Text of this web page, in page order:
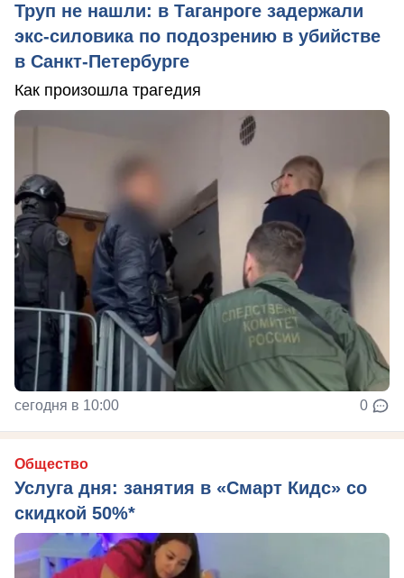
Труп не нашли: в Таганроге задержали
экс-силовика по подозрению в убийстве
в Санкт-Петербурге
Как произошла трагедия
сегодня в 10:00 0
Общество
Услуга дня: занятия в «Смарт Кидс» со
скидкой 50%*